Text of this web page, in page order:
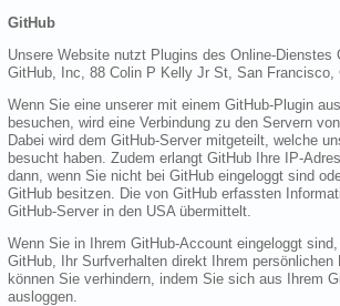
GitHub
Unsere Website nutzt Plugins des Online-Dienstes
GitHub, Inc, 88 Colin P Kelly Jr St, San Francisco,
Wenn Sie eine unserer mit einem GitHub-Plugin
besuchen, wird eine Verbindung zu den Servern
Dabei wird dem GitHub-Server mitgeteilt, welche
besucht haben. Zudem erlangt GitHub Ihre IP-
dann, wenn Sie nicht bei GitHub eingeloggt sind
GitHub besitzen. Die von GitHub erfassten
GitHub-Server in den USA übermittelt.
Wenn Sie in Ihrem GitHub-Account eingeloggt
GitHub, Ihr Surfverhalten direkt Ihrem persönlichen
können Sie verhindern, indem Sie sich aus Ihrem
ausloggen.